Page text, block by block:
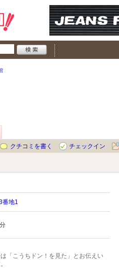
クチコミを書く
チェックイン
番地1
「こうちドン！を見た」とお伝えい